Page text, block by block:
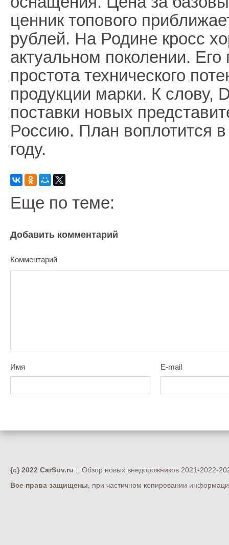
ценник топового
рублей. На Родине кросс
актуальном поколении.
простота технического
продукции марки. К слову,
поставки новых
Россию. План воплотится
году.
Еще по теме:
Добавить комментарий
Комментарий
Имя E-mail
{c} 2022 CarSuv.ru :: Обзор новых внедорожников 2021-2022-
Все права защищены, при частичном копировании